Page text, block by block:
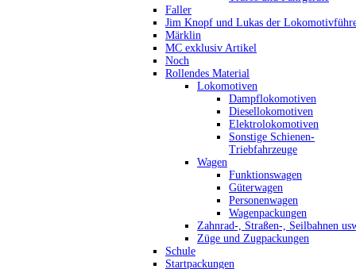
Faller
Jim Knopf und Lukas der
Märklin
MC exklusiv Artikel
Noch
Rollendes Material
Lokomotiven
Dampflokomotiven
Diesellokomotiven
Elektrolokomotiven
Sonstige Schienen-
Triebfahrzeuge
Wagen
Funktionswagen
Güterwagen
Personenwagen
Wagenpackungen
Zahnrad-, Straßen-, Seilbahnen
Züge und Zugpackungen
Schule
Startpackungen